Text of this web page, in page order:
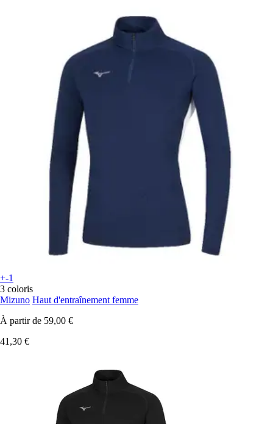
+-1
3 coloris
Mizuno Haut d'entraînement femme
À partir de 59,00 €
41,30 €